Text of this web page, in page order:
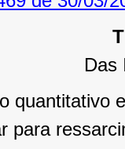
Das
quantitativo
para